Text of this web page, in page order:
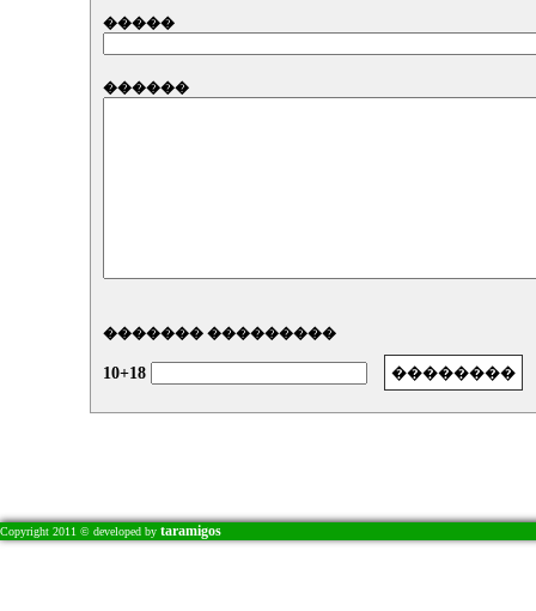
�����
������
������� ���������
10+18
Copyright 2011 © developed by taramigos